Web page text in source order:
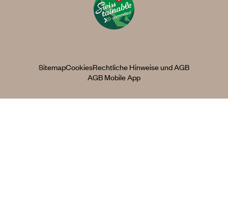
SitemapCookiesRechtliche Hinweise und AGB
AGB Mobile App